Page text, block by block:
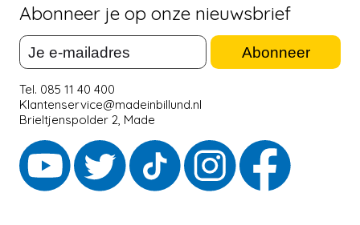
Abonneer je op onze nieuwsbrief
Abonneer
Tel. 085 11 40 400
Klantenservice@madeinbillund.nl
Brieltjenspolder 2, Made